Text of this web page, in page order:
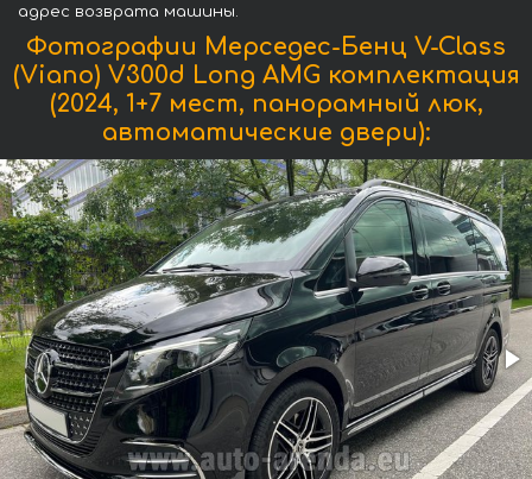
адрес возврата машины.
Фотографии Мерседес-Бенц V-Class
(Viano) V300d Long AMG комплектация
(2024, 1+7 мест, панорамный люк,
автоматические двери):